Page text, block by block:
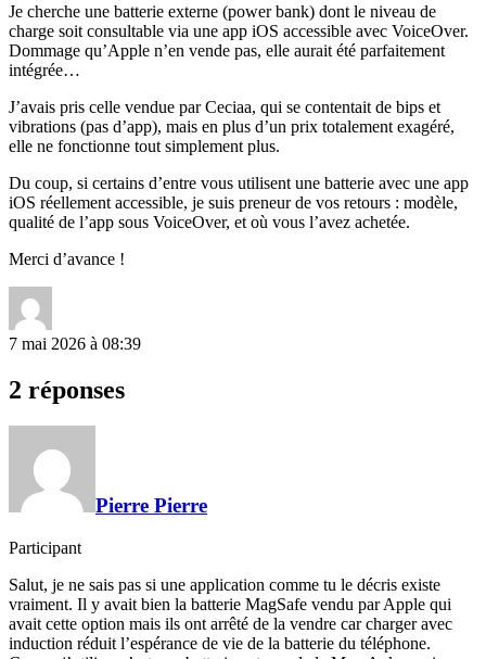
Je cherche une batterie externe (power bank) dont le niveau de
charge soit consultable via une app iOS accessible avec VoiceOver.
Dommage qu’Apple n’en vende pas, elle aurait été parfaitement
intégrée…
J’avais pris celle vendue par Ceciaa, qui se contentait de bips et
vibrations (pas d’app), mais en plus d’un prix totalement exagéré,
elle ne fonctionne tout simplement plus.
Du coup, si certains d’entre vous utilisent une batterie avec une app
iOS réellement accessible, je suis preneur de vos retours : modèle,
qualité de l’app sous VoiceOver, et où vous l’avez achetée.
Merci d’avance !
7 mai 2026 à 08:39
2 réponses
Pierre Pierre
Participant
Salut, je ne sais pas si une application comme tu le décris existe
vraiment. Il y avait bien la batterie MagSafe vendu par Apple qui
avait cette option mais ils ont arrêté de la vendre car charger avec
induction réduit l’espérance de vie de la batterie du téléphone.